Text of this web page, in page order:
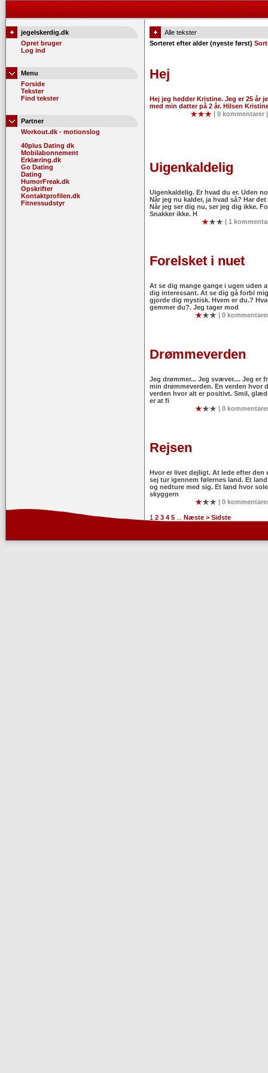
jegelskerdig.dk
Opret bruger
Log ind
Menu
Forside
Tekster
Find tekster
Partner
Workout.dk - motionslog
40plus Dating dk
Mobilabonnement
Erklæring.dk
Go Dating
Dating
HumorFreak.dk
Opskrifter
Kontaktprofilen.dk
Fitnessudstyr
Alle tekster
Sorteret efter alder (nyeste først)
Hej
Hej jeg hedder Kristine. Jeg er 25 år
med min datter på 2 år. Hilsen
| 0
Uigenkaldelig
Uigenkaldelig. Er hvad du er. Uden
Når jeg nu kalder, ja hvad så? Har
Når jeg ser dig nu, ser jeg dig ikke.
Snakker ikke. H
| 1
Forelsket i nuet
At se dig mange gange i ugen uden
dig interessant. At se dig gå forbi
gjorde dig mystisk. Hvem er du.?
gemmer du?. Jeg tager mod
| 0
Drømmeverden
Jeg drømmer... Jeg svæver.... Jeg er
min drømmeverden. En verden hvor
verden hvor alt er positivt. Smil,
er at fi
| 0
Rejsen
Hvor er livet dejligt. At lede efter den
sej tur igennem følernes land. Et
og nedture med sig. Et land hvor
skyggern
| 0
1 2 3 4 5 Næste > Sidste